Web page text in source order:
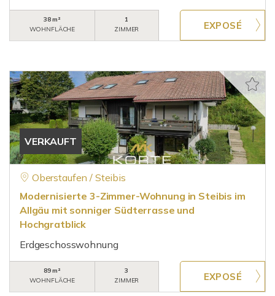
38 m²
WOHNFLÄCHE
1
ZIMMER
VERKAUFT
Oberstaufen / Steibis
Modernisierte 3-Zimmer-Wohnung in Steibis im
Allgäu mit sonniger Südterrasse und
Hochgratblick
Erdgeschosswohnung
89 m²
WOHNFLÄCHE
3
ZIMMER